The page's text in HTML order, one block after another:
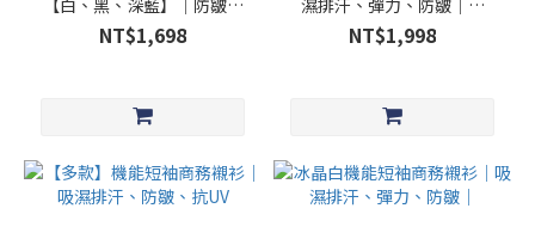
【白、黑、深藍】│防皺、
吸濕排汗、彈力科技│
NT$1,698
濕排汗、彈力、防皺｜貨
號：MST_24001
NT$1,998